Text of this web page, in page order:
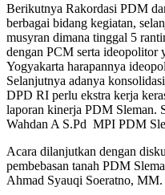
Berikutnya Rakordasi PDM
berbagai bidang kegiatan,
musyran dimana tinggal 5
dengan PCM serta
Yogyakarta harapannya
Selanjutnya adanya
DPD RI perlu ekstra kerja
laporan kinerja PDM Sleman.
Wahdan A S.Pd MPI PDM
Acara dilanjutkan dengan
pembebasan tanah PDM
Ahmad Syauqi Soeratno, MM.